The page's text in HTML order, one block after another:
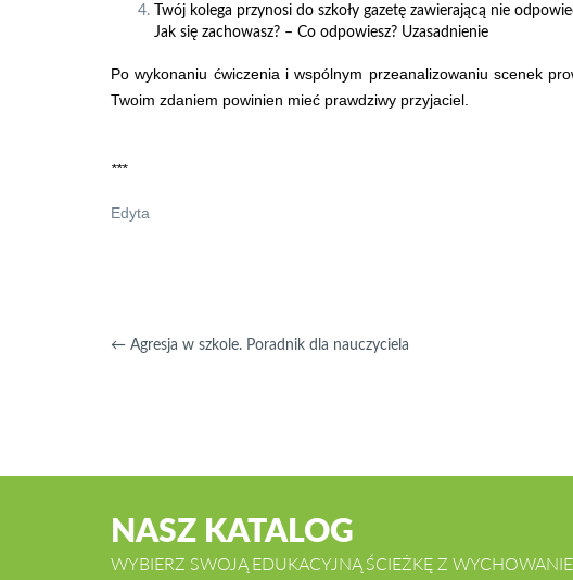
Twój kolega przynosi do szkoły gazetę zawierającą nie
Jak się zachowasz? – Co odpowiesz? Uzasadnienie
Po wykonaniu ćwiczenia i wspólnym przeanalizowaniu scenek
Twoim zdaniem powinien mieć prawdziwy przyjaciel.
***
Edyta
← Agresja w szkole. Poradnik dla nauczyciela
NASZ KATALOG
WYBIERZ SWOJĄ EDUKACYJNĄ ŚCIEŻKĘ Z